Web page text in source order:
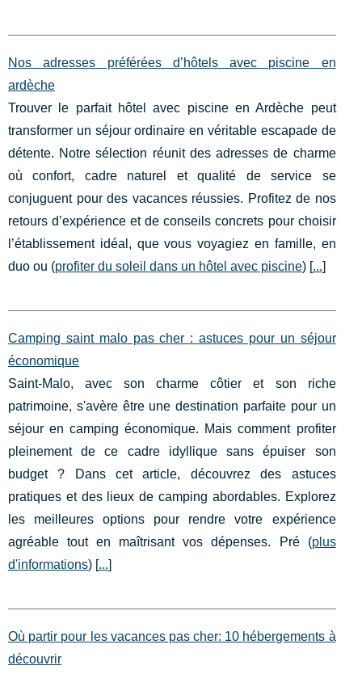
Nos adresses préférées d’hôtels avec piscine en
ardèche
Trouver le parfait hôtel avec piscine en Ardèche peut
transformer un séjour ordinaire en véritable escapade de
détente. Notre sélection réunit des adresses de charme
où confort, cadre naturel et qualité de service se
conjuguent pour des vacances réussies. Profitez de nos
retours d’expérience et de conseils concrets pour choisir
l’établissement idéal, que vous voyagiez en famille, en
duo ou (profiter du soleil dans un hôtel avec piscine) [...]
Camping saint malo pas cher : astuces pour un séjour
économique
Saint-Malo, avec son charme côtier et son riche
patrimoine, s'avère être une destination parfaite pour un
séjour en camping économique. Mais comment profiter
pleinement de ce cadre idyllique sans épuiser son
budget ? Dans cet article, découvrez des astuces
pratiques et des lieux de camping abordables. Explorez
les meilleures options pour rendre votre expérience
agréable tout en maîtrisant vos dépenses. Pré (plus
d'informations) [...]
Où partir pour les vacances pas cher: 10 hébergements à
découvrir